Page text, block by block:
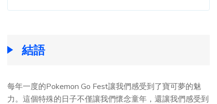
結語
每年一度的Pokemon Go Fest讓我們感受到了寶可夢的魅
力。這個特殊的日子不僅讓我們懷念童年，還讓我們感受到